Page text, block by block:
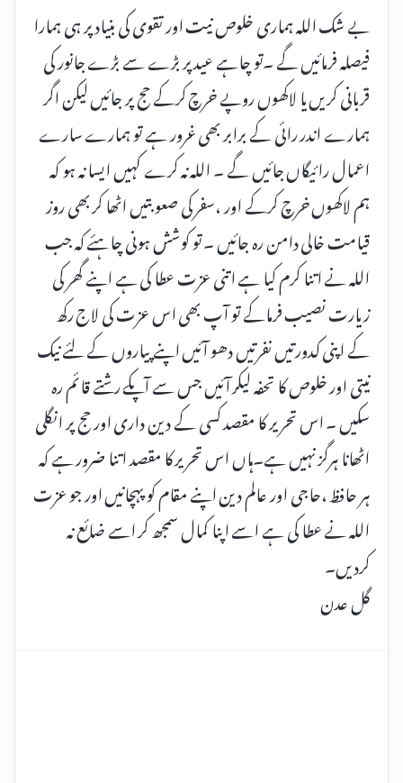
بے شک اللہ ہماری خلوص نیت اور تقوی کی بنیاد پر ہی ہمارا
فیصلہ فرمائیں گے ۔تو چاہے عید پر بڑے سے بڑے جانور کی
قربانی کریں یا لاکھوں روپے خرچ کرکے حج پر جائیں لیکن اگر
ہمارے اندر رائی کے برابر بھی غرور ہے تو ہمارے سارے
اعمال رائیگاں جائیں گے ۔ اللہ نہ کرے کہیں ایسا نہ ہو کہ
ہم لاکھوں خرچ کرکے اور ،سفر کی صعوبتیں اٹھا کر بھی روز
قیامت خالی دامن رہ جائیں ۔ تو کوشش ہونی چاہئے کہ جب
اللہ نے اتنا کرم کیا ہے اتنی عزت عطا کی ہے اپنے گھر کی
زیارت نصیب فرماکے تو آپ بھی اس عزت کی لاج رکھ
کے اپنی کدورتیں نفرتیں دھو آئیں اپنے پیاروں کے لئے نیک
نیتی اور خلوص کا تحفہ لیکر آئیں جس سے آپکے رشتے قائم رہ
سکیں ۔ اس تحریر کا مقصد کسی کے دین داری اور حج پر انگلی
اٹھانا ہرگز نہیں ہے۔ہاں اس تحریر کا مقصد اتنا ضرور ہے کہ
ہر حافظ ،حاجی اور عالم دین اپنے مقام کو پہچانیں اور جو عزت
اللہ نے عطا کی ہے اسے اپنا کمال سمجھ کر اسے ضائع نہ
کردیں۔
گل عدن